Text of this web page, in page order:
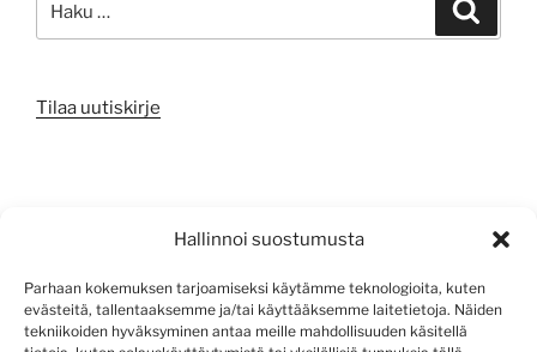
Hallinnoi suostumusta
Parhaan kokemuksen tarjoamiseksi käytämme teknologioita, kuten
evästeitä, tallentaaksemme ja/tai käyttääksemme laitetietoja. Näiden
tekniikoiden hyväksyminen antaa meille mahdollisuuden käsitellä
Tilaa uutiskirje
Sisältösyöte